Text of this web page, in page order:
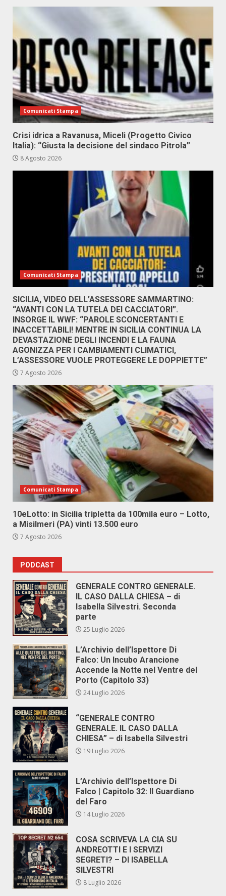
Comunicati Stampa
Crisi idrica a Ravanusa, Miceli (Progetto Civico
Italia): “Giusta la decisione del sindaco Pitrola”
8 Agosto 2026
Comunicati Stampa
SICILIA, VIDEO DELL’ASSESSORE SAMMARTINO:
“AVANTI CON LA TUTELA DEI CACCIATORI”.
INSORGE IL WWF: “PAROLE SCONCERTANTI E
INACCETTABILI! MENTRE IN SICILIA CONTINUA LA
DEVASTAZIONE DEGLI INCENDI E LA FAUNA
AGONIZZA PER I CAMBIAMENTI CLIMATICI,
L’ASSESSORE VUOLE PROTEGGERE LE DOPPIETTE”
7 Agosto 2026
Comunicati Stampa
10eLotto: in Sicilia tripletta da 100mila euro – Lotto,
a Misilmeri (PA) vinti 13.500 euro
7 Agosto 2026
PODCAST
GENERALE CONTRO GENERALE.
IL CASO DALLA CHIESA – di
Isabella Silvestri. Seconda
parte
25 Luglio 2026
L’Archivio dell’Ispettore Di
Falco: Un Incubo Arancione
Accende la Notte nel Ventre del
Porto (Capitolo 33)
24 Luglio 2026
“GENERALE CONTRO
GENERALE. IL CASO DALLA
CHIESA” – di Isabella Silvestri
19 Luglio 2026
L’Archivio dell’Ispettore Di
Falco | Capitolo 32: Il Guardiano
del Faro
14 Luglio 2026
COSA SCRIVEVA LA CIA SU
ANDREOTTI E I SERVIZI
SEGRETI? – DI ISABELLA
SILVESTRI
8 Luglio 2026